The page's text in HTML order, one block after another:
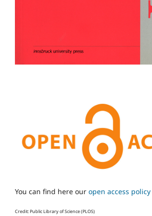
You can find here our open access policy
Credit: Public Library of Science (PLOS)